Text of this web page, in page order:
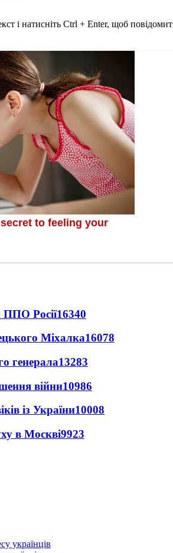
і натисніть Ctrl + Enter, щоб
ППО Росії16340
Міхалка16078
генерала13283
війни10986
із України10008
в Москві9923